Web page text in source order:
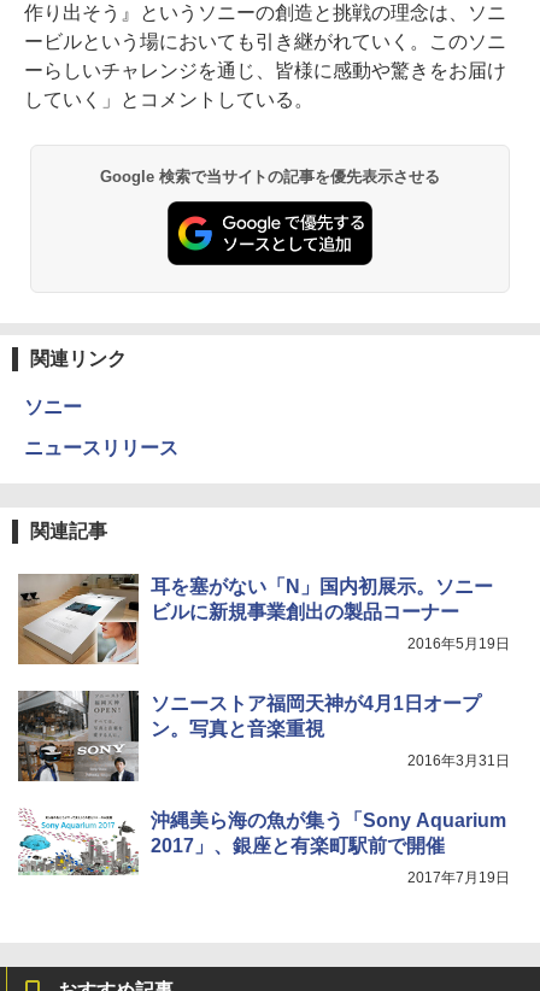
作り出そう』というソニーの創造と挑戦の理念は、ソニ
ービルという場においても引き継がれていく。このソニ
ーらしいチャレンジを通じ、皆様に感動や驚きをお届け
していく」とコメントしている。
Google 検索で当サイトの記事を優先表示させる
関連リンク
ソニー
ニュースリリース
関連記事
耳を塞がない「N」国内初展示。ソニー
ビルに新規事業創出の製品コーナー
2016年5月19日
ソニーストア福岡天神が4月1日オープ
ン。写真と音楽重視
2016年3月31日
沖縄美ら海の魚が集う「Sony Aquarium
2017」、銀座と有楽町駅前で開催
2017年7月19日